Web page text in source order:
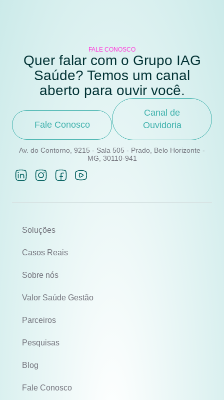
FALE CONOSCO
Quer falar com o Grupo IAG
Saúde? Temos um canal
aberto para ouvir você.
Fale Conosco
Canal de
Ouvidoria
Av. do Contorno, 9215 - Sala 505 - Prado, Belo Horizonte -
MG, 30110-941
Soluções
Casos Reais
Sobre nós
Valor Saúde Gestão
Parceiros
Pesquisas
Blog
Fale Conosco